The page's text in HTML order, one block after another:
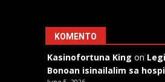
KOMENTO
Kasinofortuna King on
Bonoan isinailalim sa